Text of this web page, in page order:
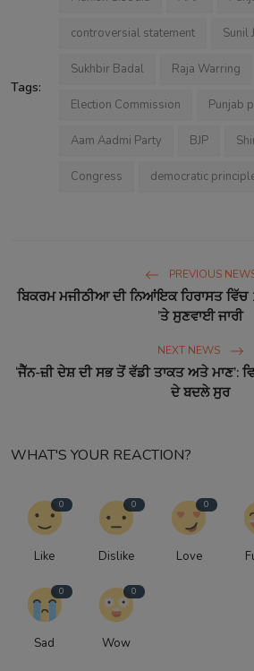
Tags:
controversial statement Sunil
Sukhbir Badal Raja Warring
Election Commission Punjab
Aam Aadmi Party BJP
Congress democratic
PREVIOUS
ਬਿਕਰਮ ਮਜੀਠੀਆ ਦੀ ਨਿਆਂਇਕ ਹਿਰਾਸਤ ਵਿੱਚ
’ਤੇ ਸੁਣਵਾਈ ਜਾਰੀ
NEXT NEWS
‘ਜੈੱਨ-ਜ਼ੀ ਦੇਸ਼ ਦੀ ਸਭ ਤੋਂ ਵੱਡੀ ਤਾਕਤ ਅਤੇ ਮਾਣ’:
ਦੇ ਬਦਲੇ ਸੁਰ
WHAT'S YOUR REACTION?
0
Like
0
Dislike
0
Love
0
Sad
0
Wow